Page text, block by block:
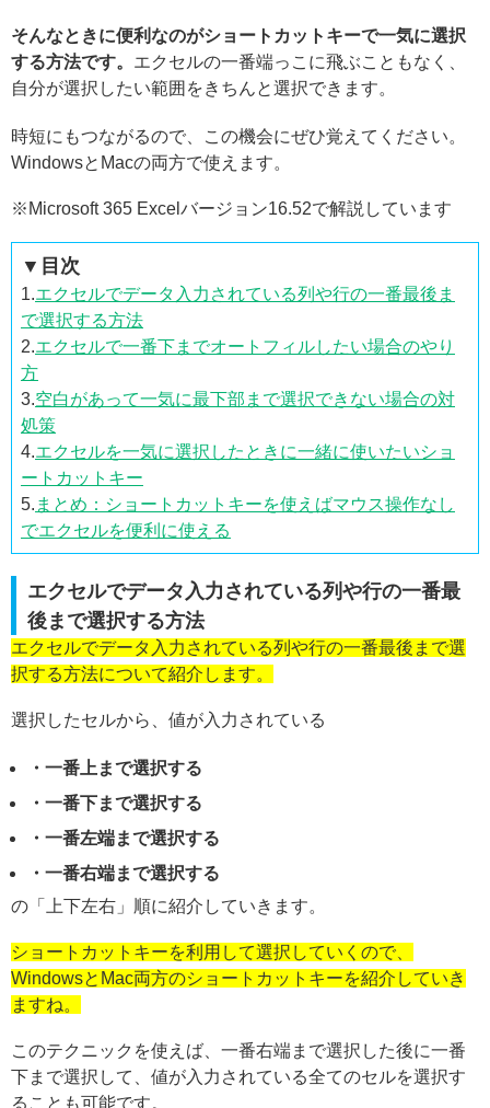
そんなときに便利なのがショートカットキーで一気に選択
する方法です。 エクセルの一番端っこに飛ぶこともなく、
自分が選択したい範囲をきちんと選択できます。
時短にもつながるので、この機会にぜひ覚えてください。
WindowsとMacの両方で使えます。
※Microsoft 365 Excelバージョン16.52で解説しています
▼目次
1.エクセルでデータ入力されている列や行の一番最後ま
で選択する方法
2.エクセルで一番下までオートフィルしたい場合のやり
方
3.空白があって一気に最下部まで選択できない場合の対
処策
4.エクセルを一気に選択したときに一緒に使いたいショ
ートカットキー
5. まとめ：ショートカットキーを使えばマウス操作なし
でエクセルを便利に使える
エクセルでデータ入力されている列や行の一番最
後まで選択する方法
エクセルでデータ入力されている列や行の一番最後まで選
択する方法について紹介します。
選択したセルから、値が入力されている
・一番上まで選択する
・一番下まで選択する
・一番左端まで選択する
・一番右端まで選択する
の「上下左右」順に紹介していきます。
ショートカットキーを利用して選択していくので、
WindowsとMac両方のショートカットキーを紹介していき
ますね。
このテクニックを使えば、一番右端まで選択した後に一番
下まで選択して、値が入力されている全てのセルを選択す
ることも可能です。